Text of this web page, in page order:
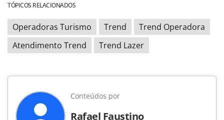
TÓPICOS RELACIONADOS
Operadoras Turismo Trend
Trend Operadora
Atendimento Trend
Trend Lazer
Conteúdos por
Rafael Faustino